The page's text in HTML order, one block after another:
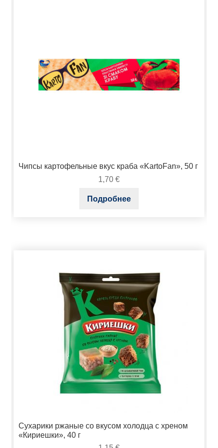
Чипсы картофельные вкус краба «KartoFan», 50 г
1,70 €
Подробнее
Сухарики ржаные со вкусом холодца с хреном
«Кириешки», 40 г